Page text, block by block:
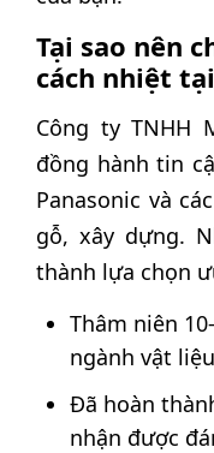
Tại sao nên
cách nhiệt
Công ty TNHH
đồng hành tin
Panasonic và
gỗ, xây dựng.
thành lựa chọn
Thâm niên
ngành vật
Đã hoàn
nhận được